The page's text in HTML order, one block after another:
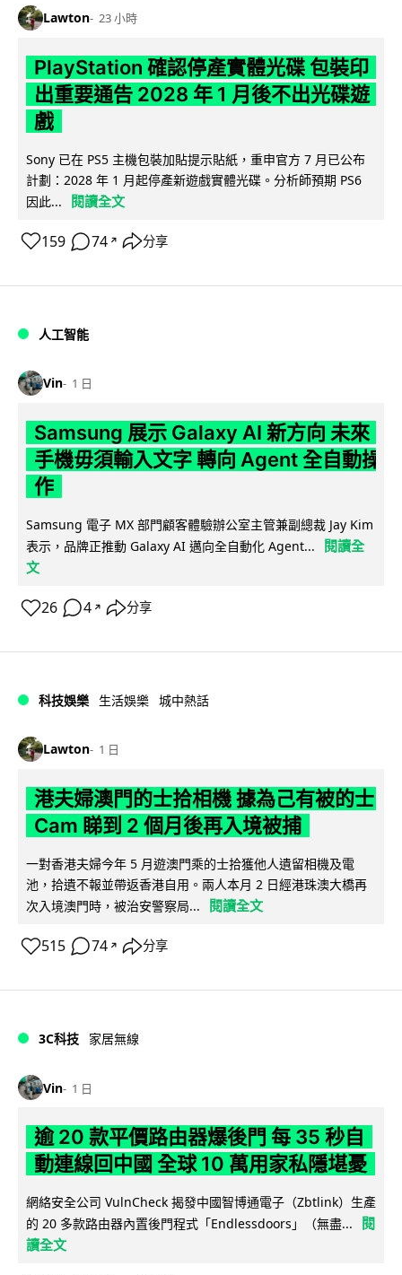
Lawton 23 小時
PlayStation 確認停產實體光碟 包裝印
出重要通告 2028 年 1 月後不出光碟遊
戲
Sony 已在 PS5 主機包裝加貼提示貼紙，重申官方 7 月已公布
計劃：2028 年 1 月起停產新遊戲實體光碟。分析師預期 PS6
因此...
閱讀全文
159 74 ↗ 分享
人工智能
Vin 1 日
Samsung 展示 Galaxy AI 新方向 未來
手機毋須輸入文字 轉向 Agent 全自動操
作
Samsung 電子 MX 部門顧客體驗辦公室主管兼副總裁 Jay Kim
表示，品牌正推動 Galaxy AI 邁向全自動化 Agent...
閱讀全
文
26 4 ↗ 分享
科技娛樂 生活娛樂 城中熱話
Lawton 1 日
港夫婦澳門的士拾相機 據為己有被的士
Cam 睇到 2 個月後再入境被捕
一對香港夫婦今年 5 月遊澳門乘的士拾獲他人遺留相機及電
池，拾遺不報並帶返香港自用。兩人本月 2 日經港珠澳大橋再
次入境澳門時，被治安警察局...
閱讀全文
515 74 ↗ 分享
3C科技 家居無線
Vin 1 日
逾 20 款平價路由器爆後門 每 35 秒自
動連線回中國 全球 10 萬用家私隱堪憂
網絡安全公司 VulnCheck 揭發中國智博通電子（Zbtlink）生產
的 20 多款路由器內置後門程式「Endlessdoors」（無盡...
閱
讀全文